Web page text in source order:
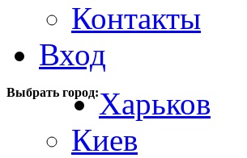
Контакты
Вход
Выбрать город:Харьков
Киев